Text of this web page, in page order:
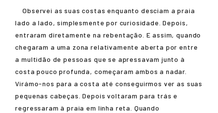
Observei as suas costas enquanto desciam a praia
lado a lado, simplesmente por curiosidade. Depois,
entraram diretamente na rebentação. E assim, quando
chegaram a uma zona relativamente aberta por entre
a multidão de pessoas que se apressavam junto à
costa pouco profunda, começaram ambos a nadar.
Virámo-nos para a costa até conseguirmos ver as suas
pequenas cabeças. Depois voltaram para trás e
regressaram à praia em linha reta. Quando